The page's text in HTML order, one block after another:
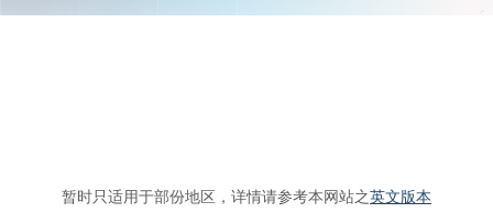
暂时只适用于部份地区，详情请参考本网站之英文版本